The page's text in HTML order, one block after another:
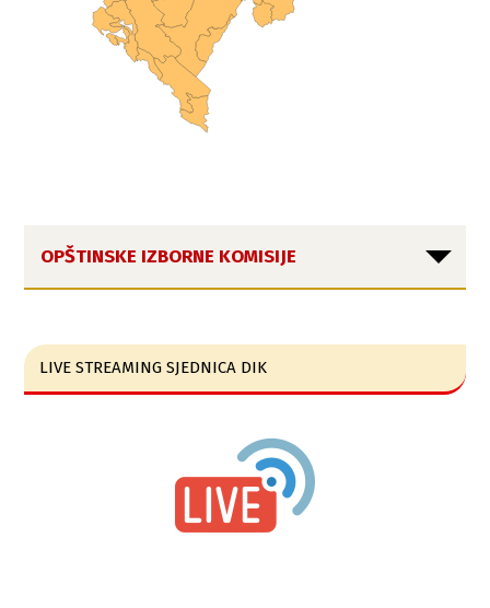
OPŠTINSKE IZBORNE KOMISIJE
LIVE STREAMING SJEDNICA DIK